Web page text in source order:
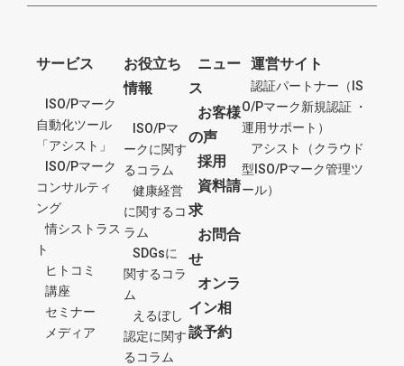
サービス
ISO/Pマーク
自動化ツール
「アシスト」
ISO/Pマーク
コンサルティ
ング
情シストラス
ト
ヒトコミ
講座
セミナー
メディア
お役立ち
情報
ISO/Pマ
ークに関す
るコラム
健康経営
に関するコ
ラム
SDGsに
関するコラ
ム
えるぼし
認定に関す
るコラム
ニュー
ス
お客様
の声
採用
資料請
求
お問合
せ
オンラ
イン相
談予約
運営サイト
認証パートナー（IS
O/Pマーク新規認証 ・
運用サポート）
アシスト（クラウド
型ISO/Pマーク管理ツ
ール）